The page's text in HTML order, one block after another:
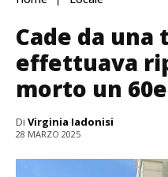
Cade da
effettuava
morto un
Di Virginia Iadonisi
28 MARZO 2025